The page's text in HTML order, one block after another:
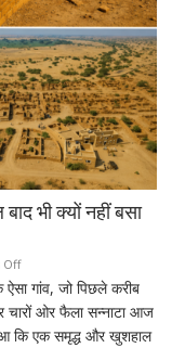
युवा,
क्या
हैं
उनकी
मांगें?
भी क्यों नहीं बसा
Offon
कुलधरा:
एक
रात
गांव, जो पिछले करीब
चारों ओर फैला सन्नाटा आज
कि एक समृद्ध और खुशहाल